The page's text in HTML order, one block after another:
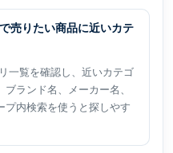
売りたい商品に近いカテ
一覧を確認し、近いカテゴ
ランド名、メーカー名、
プ内検索を使うと探しやす